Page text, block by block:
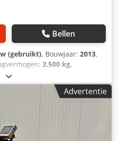
Bellen
(gebruikt), Bouwjaar: 2013,
2.500 kg,
, Manufacturer + model:BT LWE
2 ID:24031.0028 Cat.: Used
x 540 mm
hours Capacity:
( 4PzB ) * Bj 2024 Options:*
= S6000 E Gasgroep = IIB
2 ) Temp klasse = T3
Advertentie